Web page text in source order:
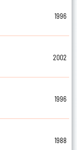
1996
2002
1996
1988